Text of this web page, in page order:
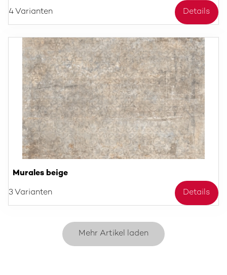
4 Varianten Details
Murales beige
3 Varianten Details
Mehr Artikel laden